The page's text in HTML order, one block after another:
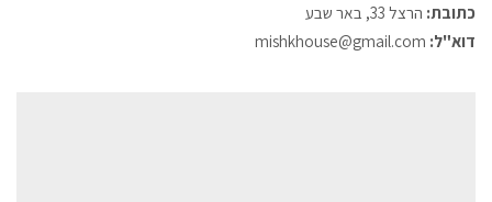
כתובת: הרצל 33, באר שבע
דוא"ל: